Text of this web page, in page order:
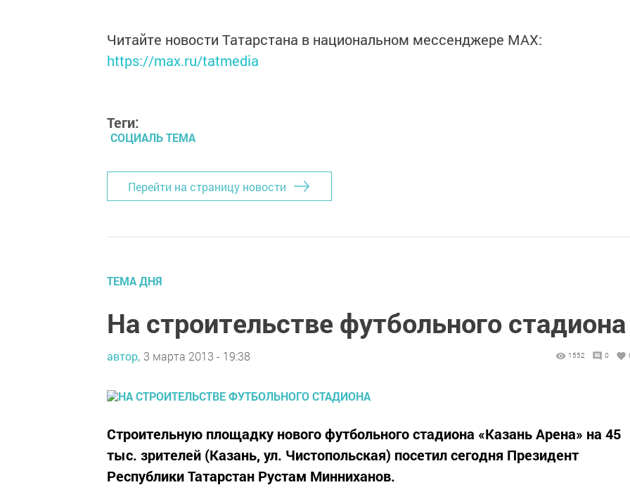
Читайте новости Татарстана в национальном мессенджере MАХ:
https://max.ru/tatmedia
Теги:
СОЦИАЛЬ ТЕМА
Перейти на страницу новости
ТЕМА ДНЯ
На строительстве футбольного стадиона
автор, 3 марта 2013 - 19:38 1552 0
Строительную площадку нового футбольного стадиона «Казань Арена» на 45
тыс. зрителей (Казань, ул. Чистопольская) посетил сегодня Президент
Республики Татарстан Рустам Минниханов.